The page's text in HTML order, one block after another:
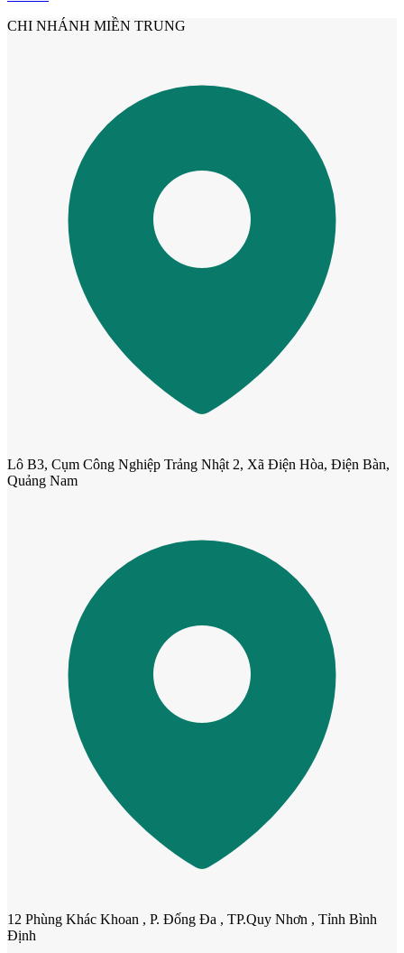
Cửa Nhựa Hàn Quốc
CHI NHÁNH MIỀN TRUNG
Lô B3, Cụm Công Nghiệp Trảng Nhật 2, Xã Điện Hòa, Điện Bàn,
Quảng Nam
12 Phùng Khác Khoan , P. Đống Đa , TP.Quy Nhơn , Tỉnh Bình
Định